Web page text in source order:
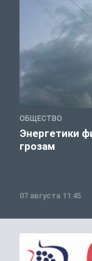
ОБЩЕСТВО
Энергетики
грозам
07 августа 11:45